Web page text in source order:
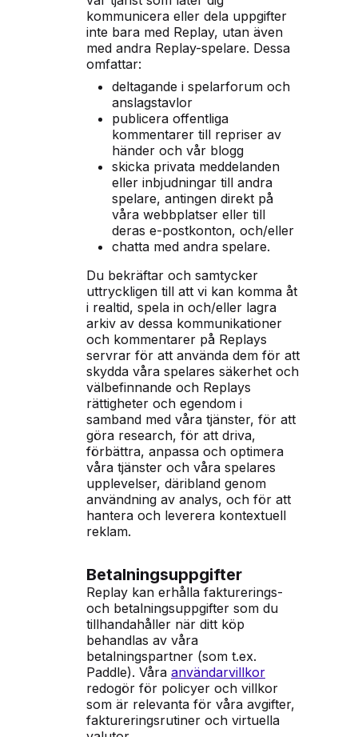
kommunicera eller dela uppgifter
inte bara med Replay, utan även
med andra Replay-spelare. Dessa
omfattar:
deltagande i spelarforum och
anslagstavlor
publicera offentliga
kommentarer till repriser av
händer och vår blogg
skicka privata meddelanden
eller inbjudningar till andra
spelare, antingen direkt på
våra webbplatser eller till
deras e-postkonton, och/eller
chatta med andra spelare.
Du bekräftar och samtycker
uttryckligen till att vi kan komma åt
i realtid, spela in och/eller lagra
arkiv av dessa kommunikationer
och kommentarer på Replays
servrar för att använda dem för att
skydda våra spelares säkerhet och
välbefinnande och Replays
rättigheter och egendom i
samband med våra tjänster, för att
göra research, för att driva,
förbättra, anpassa och optimera
våra tjänster och våra spelares
upplevelser, däribland genom
användning av analys, och för att
hantera och leverera kontextuell
reklam.
Betalningsuppgifter
Replay kan erhålla fakturerings-
och betalningsuppgifter som du
tillhandahåller när ditt köp
behandlas av våra
betalningspartner (som t.ex.
Paddle). Våra användarvillkor
redogör för policyer och villkor
som är relevanta för våra avgifter,
faktureringsrutiner och virtuella